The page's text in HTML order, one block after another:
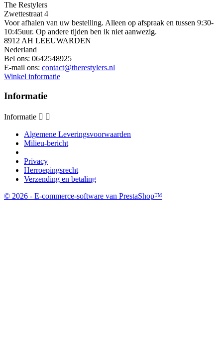
The Restylers
Zwettestraat 4
Voor afhalen van uw bestelling. Alleen op afspraak en tussen 9:30-
10:45uur. Op andere tijden ben ik niet aanwezig.
8912 AH LEEUWARDEN
Nederland
Bel ons: 0642548925
E-mail ons: contact@therestylers.nl
Winkel informatie
Informatie
Informatie  
Algemene Leveringsvoorwaarden
Milieu-bericht
Privacy
Herroepingsrecht
Verzending en betaling
© 2026 - E-commerce-software van PrestaShop™